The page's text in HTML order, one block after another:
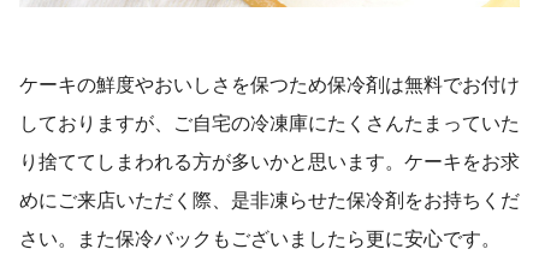
ケーキの鮮度やおいしさを保つため保冷剤は無料でお付け
しておりますが、ご自宅の冷凍庫にたくさんたまっていた
り捨ててしまわれる方が多いかと思います。ケーキをお求
めにご来店いただく際、是非凍らせた保冷剤をお持ちくだ
さい。また保冷バックもございましたら更に安心です。